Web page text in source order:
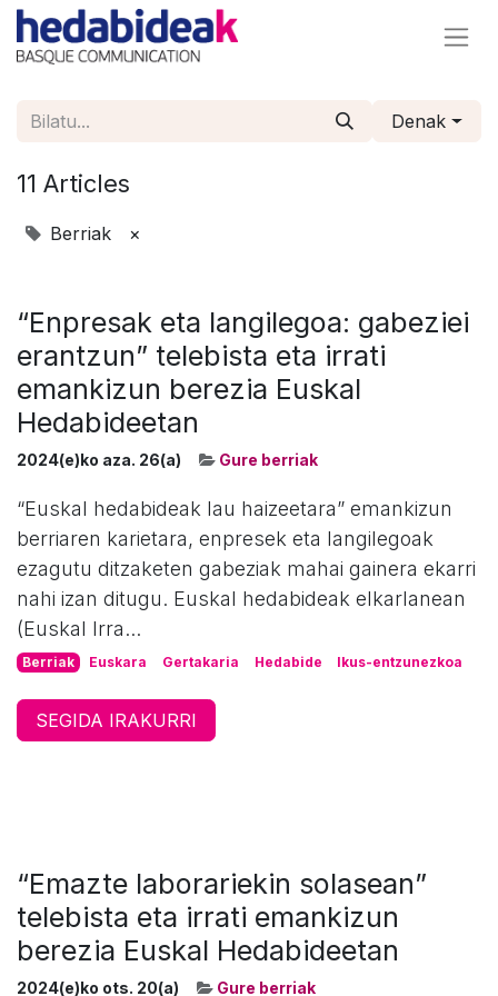
Denak
11 Articles
Berriak ×
“Enpresak eta langilegoa: gabeziei
erantzun” telebista eta irrati
emankizun berezia Euskal
Hedabideetan
2024(e)ko aza. 26(a) Gure berriak
“Euskal hedabideak lau haizeetara” emankizun
berriaren karietara, enpresek eta langilegoak
ezagutu ditzaketen gabeziak mahai gainera ekarri
nahi izan ditugu. Euskal hedabideak elkarlanean
(Euskal Irra...
Berriak Euskara Gertakaria Hedabide Ikus-entzunezkoa
SEGIDA IRAKURRI
“Emazte laborariekin solasean”
telebista eta irrati emankizun
berezia Euskal Hedabideetan
2024(e)ko ots. 20(a) Gure berriak